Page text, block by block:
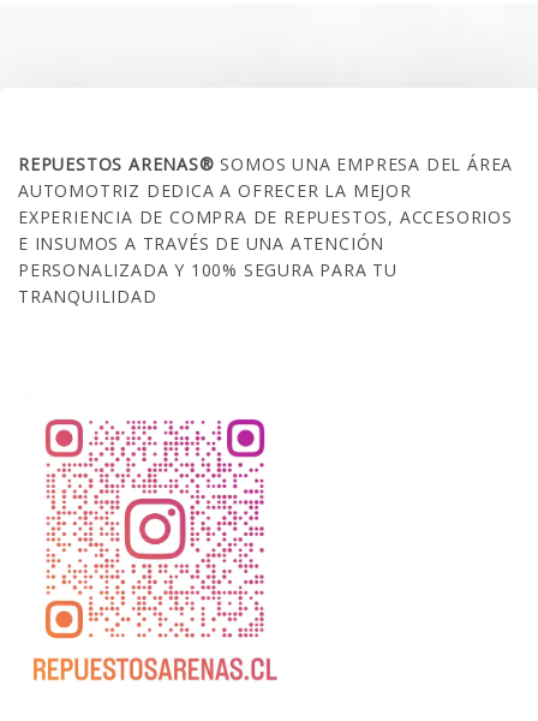
REPUESTOS ARENAS®SOMOS UNA EMPRESA DEL ÁREA
AUTOMOTRIZ DEDICA A OFRECER LA MEJOR
EXPERIENCIA DE COMPRA DE REPUESTOS, ACCESORIOS
E INSUMOS A TRAVÉS DE UNA ATENCIÓN
PERSONALIZADA Y 100% SEGURA PARA TU
TRANQUILIDAD